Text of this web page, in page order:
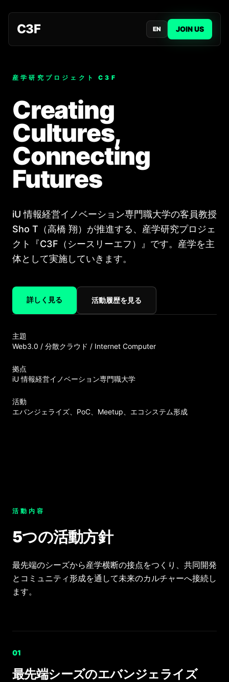
C3F EN JOIN US
産学研究プロジェクト C3F
Creating
Cultures,
Connecting
Futures
iU 情報経営イノベーション専門職大学の客員教授
Sho T（高橋 翔）が推進する、産学研究プロジェ
クト『C3F（シースリーエフ）』です。産学を主
体として実施していきます。
詳しく見る 活動履歴を見る
主題
Web3.0 / 分散クラウド / Internet Computer
拠点
iU情報経営イノベーション専門職大学
活動
エバンジェライズ、PoC、Meetup、エコシステム形成
活動内容
5つの活動方針
最先端のシーズから産学横断の接点をつくり、共同開発
とコミュニティ形成を通して未来のカルチャーへ接続し
ます。
01
最先端シーズのエバンジェライズ